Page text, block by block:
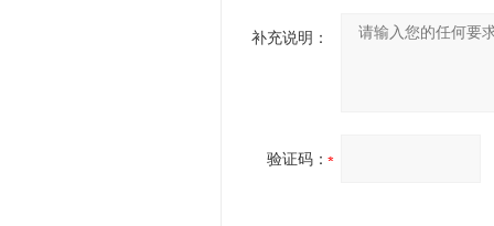
补充说明：
验证码：